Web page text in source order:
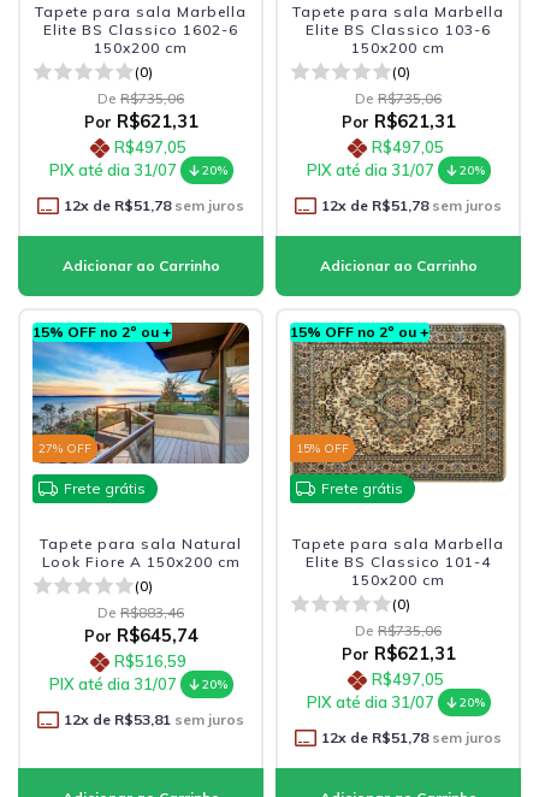
Tapete para sala Marbella
Elite BS Classico 1602-6
150x200 cm
(0)
De R$735,06
Por R$621,31
R$497,05
PIX até dia 31/07
20%
12x de R$51,78sem juros
Tapete para sala Marbella
Elite BS Classico 103-6
150x200 cm
(0)
De R$735,06
Por R$621,31
R$497,05
PIX até dia 31/07
20%
12x de R$51,78sem juros
15% OFF no 2º ou +
27% OFF
Frete grátis
Tapete para sala Natural
Look Fiore A 150x200 cm
(0)
De R$883,46
Por R$645,74
R$516,59
PIX até dia 31/07
20%
12x de R$53,81 sem juros
15% OFF no 2º ou +
15% OFF
Frete grátis
Tapete para sala Marbella
Elite BS Classico 101-4
150x200 cm
(0)
De R$735,06
Por R$621,31
R$497,05
PIX até dia 31/07
20%
12x de R$51,78sem juros